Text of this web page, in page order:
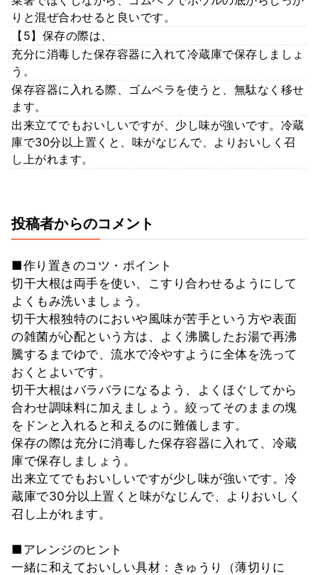
りと混ぜ合わせると良いです。
【5】保存の際は、
充分に消毒した保存容器に入れて冷蔵庫で保存しましょ
う。
保存容器に入れる際、ゴムベラを使うと、無駄なく移せ
ます。
出来立てでもおいしいですが、少し味が強いです。冷蔵
庫で30分以上置くと、味がなじんで、よりおいしく召
し上がれます。
投稿者からのコメント
■作り置きのコツ・ポイント
切干大根は両手を使い、こすり合わせるようにして
よくもみ洗いましょう。
切干大根独特のにおいや風味が苦手という方や表面
の雑菌が心配という方は、よく沸騰したお湯で再沸
騰するまでゆで、流水で冷やすように全体を洗って
おくとよいです。
切干大根はバラバラになるよう、よくほぐしてから
合わせ調味料に加えましょう。絞ってそのままの塊
をドンと入れると和えるのに難儀します。
保存の際は充分に消毒した保存容器に入れて、冷蔵
庫で保存しましょう。
出来立てでもおいしいですが少し味が強いです。冷
蔵庫で30分以上置くと味がなじんで、よりおいしく
召し上がれます。
■アレンジのヒント
一緒に和えておいしい具材：きゅうり（薄切りに